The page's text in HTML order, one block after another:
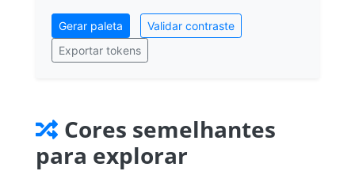
Gerar paleta
Validar contraste
Exportar tokens
Cores semelhantes
para explorar